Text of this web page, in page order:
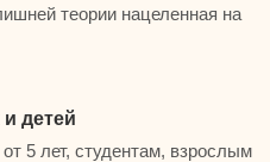
теории нацеленная на
детей
5 лет, студентам, взрослым